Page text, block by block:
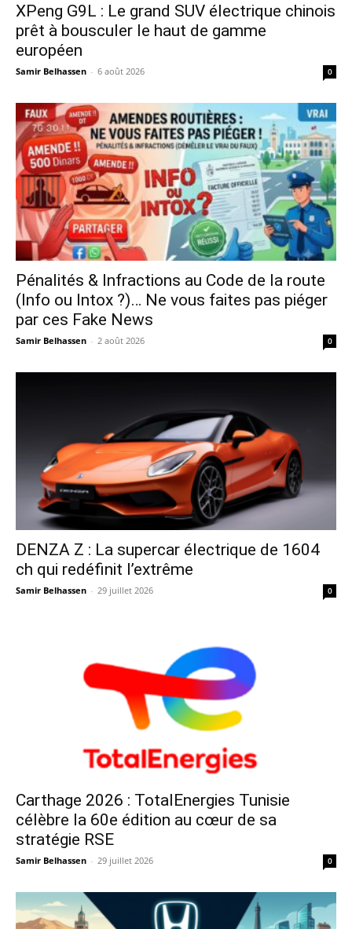
XPeng G9L : Le grand SUV électrique chinois
prêt à bousculer le haut de gamme
européen
Samir Belhassen - 6 août 2026 0
Pénalités & Infractions au Code de la route
(Info ou Intox ?)… Ne vous faites pas piéger
par ces Fake News
Samir Belhassen - 2 août 2026 0
DENZA Z : La supercar électrique de 1604
ch qui redéfinit l’extrême
Samir Belhassen - 29 juillet 2026 0
Carthage 2026 : TotalEnergies Tunisie
célèbre la 60e édition au cœur de sa
stratégie RSE
Samir Belhassen - 29 juillet 2026 0